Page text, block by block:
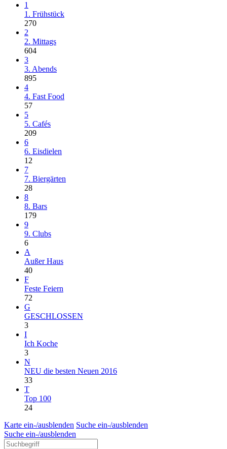
1
1. Frühstück
270
2
2. Mittags
604
3
3. Abends
895
4
4. Fast Food
57
5
5. Cafés
209
6
6. Eisdielen
12
7
7. Biergärten
28
8
8. Bars
179
9
9. Clubs
6
A
Außer Haus
40
F
Feste Feiern
72
G
GESCHLOSSEN
3
I
Ich Koche
3
N
NEU die besten Neuen 2016
33
T
Top 100
24
Karte ein-/ausblenden Suche ein-/ausblenden
Suche ein-/ausblenden